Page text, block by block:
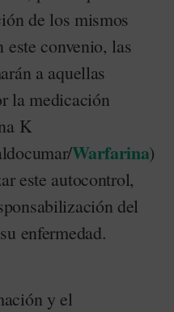
de los mismos
convenio, las
a aquellas
la medicación
K
Warfarina)
este autocontrol,
del
enfermedad.
y el